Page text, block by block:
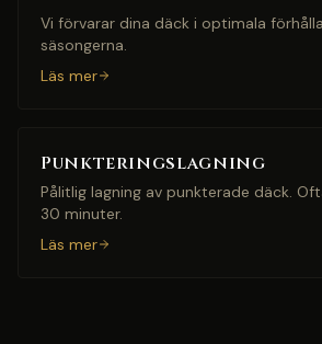
Vi förvarar dina däck i optimala
säsongerna.
Läs mer
Punkteringslagning
Pålitlig lagning av punkterade däck.
30 minuter.
Läs mer